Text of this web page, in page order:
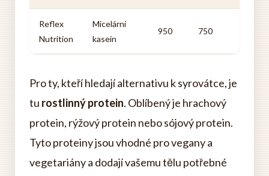
Reflex
Nutrition
Micelární
kasein
950 750
Pro ty, kteří hledají alternativu k syrovátce, je
tu rostlinný protein. Oblíbený je hrachový
protein, rýžový protein nebo sójový protein.
Tyto proteiny jsou vhodné pro vegany a
vegetariány a dodají vašemu tělu potřebné